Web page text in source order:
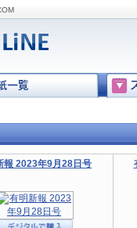
報 2023年9月28日号